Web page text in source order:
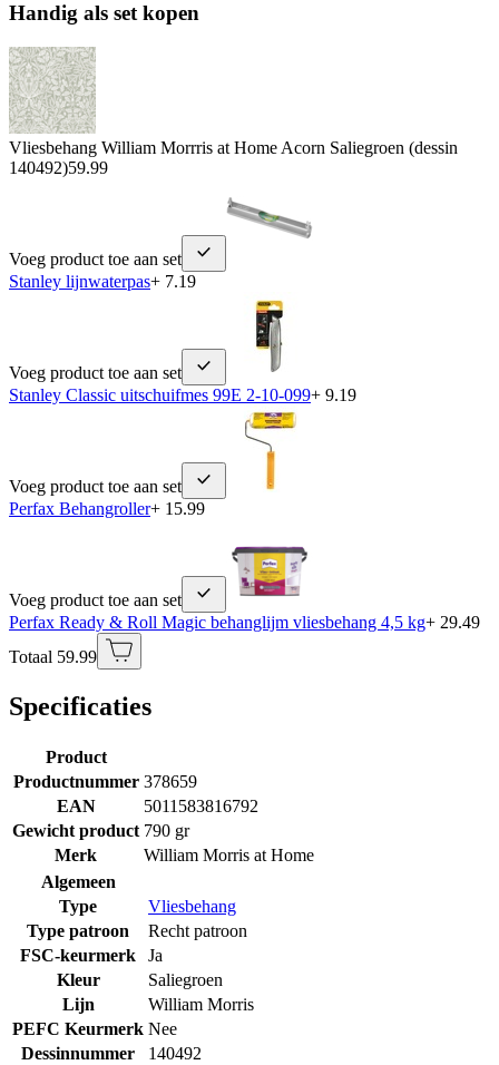
Handig als set kopen
Vliesbehang William Morrris at Home Acorn Saliegroen (dessin
140492)59.99
Voeg product toe aan set
Stanley lijnwaterpas+ 7.19
Voeg product toe aan set
Stanley Classic uitschuifmes 99E 2-10-099+ 9.19
Voeg product toe aan set
Perfax Behangroller+ 15.99
Voeg product toe aan set
Perfax Ready & Roll Magic behanglijm vliesbehang 4,5 kg+ 29.49
Totaal 59.99
Specificaties
Product
Productnummer 378659
EAN
5011583816792
Gewicht product 790 gr
Merk
William Morris at Home
Algemeen
Type
Vliesbehang
Type patroon
Recht patroon
FSC-keurmerk
Ja
Kleur
Saliegroen
Lijn
William Morris
PEFC Keurmerk Nee
Dessinnummer
140492